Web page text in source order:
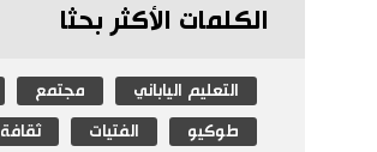
الكلمات الأكثر بحثا
التعليم الياباني مجتمع
طوكيو الفتيات ثقافة